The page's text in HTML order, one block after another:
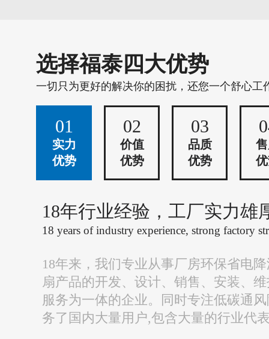
选择福泰四大优势
一切只为更好的解决你的困扰，还您一个舒心工
01
实力
优势
02
价值
优势
03
品质
优势
18年行业经验，工厂实力雄
18 years of industry experience, strong factory
18年来，我们专业从事厂房环保省电
扇产品的开发、设计、销售、安装、
服务为一体的企业。同时专注低碳通
务了国内大量用户,包含大量的行业代